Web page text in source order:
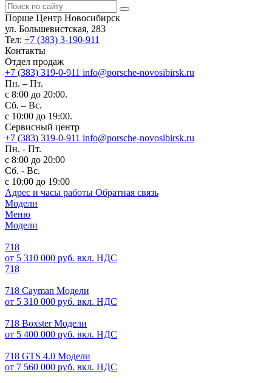
Порше Центр Новосибирск
ул. Большевистская, 283
Тел: +7 (383) 3-190-911
Контакты
Отдел продаж
+7 (383) 319-0-911 info@porsche-novosibirsk.ru
Пн. – Пт.
с 8:00 до 20:00.
Сб. – Вс.
с 10:00 до 19:00.
Сервисный центр
+7 (383) 319-0-911 info@porsche-novosibirsk.ru
Пн. - Пт.
с 8:00 до 20:00
Сб. - Вс.
с 10:00 до 19:00
Адрес и часы работы Обратная связь
Модели
Меню
Модели
718
от 5 310 000 руб. вкл. НДС
718
718 Cayman Модели
от 5 310 000 руб. вкл. НДС
718 Boxster Модели
от 5 400 000 руб. вкл. НДС
718 GTS 4.0 Модели
от 7 560 000 руб. вкл. НДС